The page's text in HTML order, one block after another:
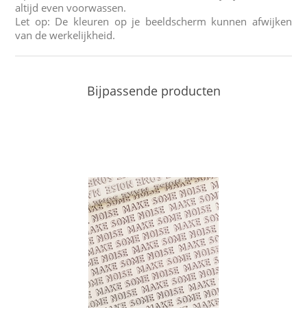
altijd even voorwassen.
Let op: De kleuren op je beeldscherm kunnen afwijken
van de werkelijkheid.
Bijpassende producten